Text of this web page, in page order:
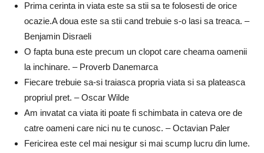
Prima cerinta in viata este sa stii sa te folosesti de orice
ocazie.A doua este sa stii cand trebuie s-o lasi sa treaca. –
Benjamin Disraeli
O fapta buna este precum un clopot care cheama oamenii
la inchinare. – Proverb Danemarca
Fiecare trebuie sa-si traiasca propria viata si sa plateasca
propriul pret. – Oscar Wilde
Am invatat ca viata iti poate fi schimbata in cateva ore de
catre oameni care nici nu te cunosc. – Octavian Paler
Fericirea este cel mai nesigur si mai scump lucru din lume.